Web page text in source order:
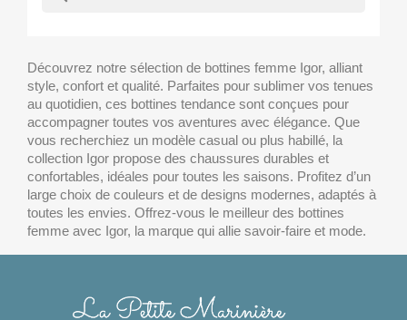
Découvrez notre sélection de bottines femme Igor, alliant
style, confort et qualité. Parfaites pour sublimer vos tenues
au quotidien, ces bottines tendance sont conçues pour
accompagner toutes vos aventures avec élégance. Que
vous recherchiez un modèle casual ou plus habillé, la
collection Igor propose des chaussures durables et
confortables, idéales pour toutes les saisons. Profitez d’un
large choix de couleurs et de designs modernes, adaptés à
toutes les envies. Offrez-vous le meilleur des bottines
femme avec Igor, la marque qui allie savoir-faire et mode.